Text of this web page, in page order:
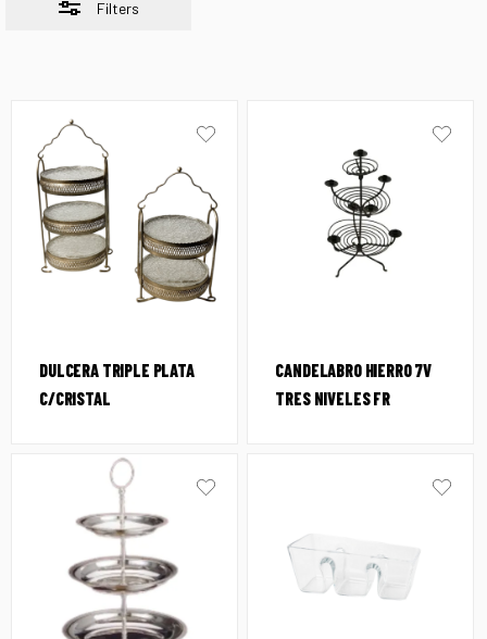
Filters
DULCERA TRIPLE PLATA
C/CRISTAL
CANDELABRO HIERRO 7V
TRES NIVELES FR